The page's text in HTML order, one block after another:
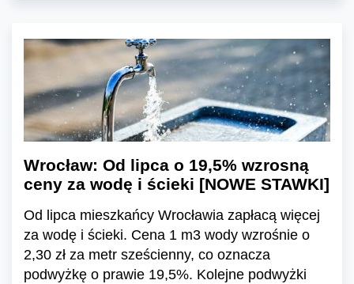
Wrocław: Od lipca o 19,5% wzrosną
ceny za wodę i ścieki [NOWE STAWKI]
Od lipca mieszkańcy Wrocławia zapłacą więcej
za wodę i ścieki. Cena 1 m3 wody wzrośnie o
2,30 zł za metr sześcienny, co oznacza
podwyżkę o prawie 19,5%. Kolejne podwyżki